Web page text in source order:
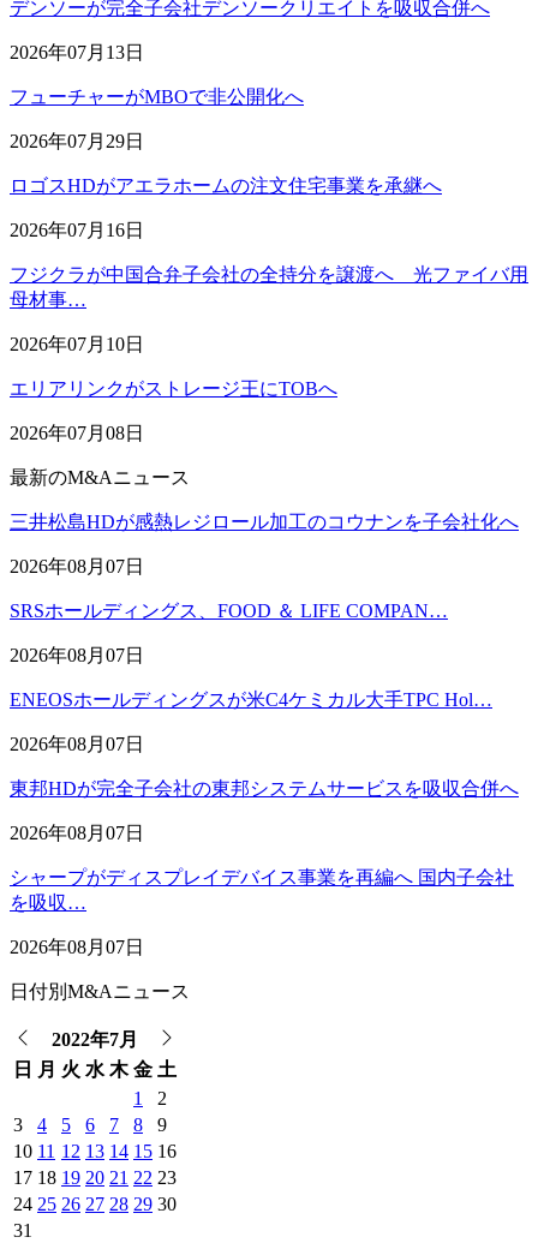
デンソーが完全子会社デンソークリエイトを吸収合併へ
2026年07月13日
フューチャーがMBOで非公開化へ
2026年07月29日
ロゴスHDがアエラホームの注文住宅事業を承継へ
2026年07月16日
フジクラが中国合弁子会社の全持分を譲渡へ 光ファイバ用
母材事…
2026年07月10日
エリアリンクがストレージ王にTOBへ
2026年07月08日
最新のM&Aニュース
三井松島HDが感熱レジロール加工のコウナンを子会社化へ
2026年08月07日
SRSホールディングス、FOOD ＆ LIFE COMPAN…
2026年08月07日
ENEOSホールディングスが米C4ケミカル大手TPC Hol…
2026年08月07日
東邦HDが完全子会社の東邦システムサービスを吸収合併へ
2026年08月07日
シャープがディスプレイデバイス事業を再編へ 国内子会社
を吸収…
2026年08月07日
日付別M&Aニュース
2022年7月
日
月 火 水 木 金 土
1
2
3
4 5 6 7 8
9
10 11 12 13 14 15 16
17 18 19 20 21 22 23
24 25 26 27 28 29 30
31